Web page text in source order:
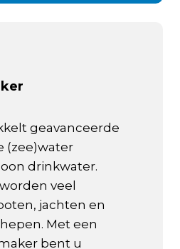
geavanceerde
(zee)water
drinkwater.
veel
jachten en
Met een
bent u